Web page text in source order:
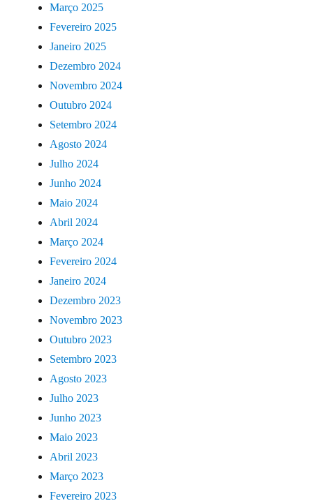
Março 2025
Fevereiro 2025
Janeiro 2025
Dezembro 2024
Novembro 2024
Outubro 2024
Setembro 2024
Agosto 2024
Julho 2024
Junho 2024
Maio 2024
Abril 2024
Março 2024
Fevereiro 2024
Janeiro 2024
Dezembro 2023
Novembro 2023
Outubro 2023
Setembro 2023
Agosto 2023
Julho 2023
Junho 2023
Maio 2023
Abril 2023
Março 2023
Fevereiro 2023